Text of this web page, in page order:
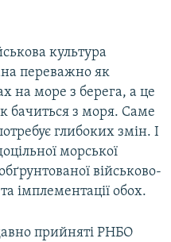
культура
переважно як
на море з берега, а це
бачиться з моря. Саме
глибоких змін. І
морської
військово-
імплементації обох.
прийняті РНБО